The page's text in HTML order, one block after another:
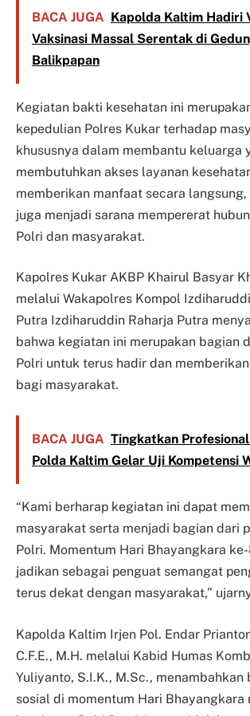
BACA JUGA Kapolda Kaltim Hadiri
Vaksinasi Massal Serentak di
Balikpapan
Kegiatan bakti kesehatan ini
kepedulian Polres Kukar terhadap
khususnya dalam membantu keluarga
membutuhkan akses layanan
memberikan manfaat secara
juga menjadi sarana mempererat
Polri dan masyarakat.
Kapolres Kukar AKBP Khairul Basyar
melalui Wakapolres Kompol
Putra Izdiharuddin Raharja Putra
bahwa kegiatan ini merupakan bagian
Polri untuk terus hadir dan
bagi masyarakat.
BACA JUGA Tingkatkan
Polda Kaltim Gelar Uji Kompetensi
“Kami berharap kegiatan ini dapat
masyarakat serta menjadi bagian dari
Polri. Momentum Hari Bhayangkara
jadikan sebagai penguat semangat
terus dekat dengan masyarakat,”
Kapolda Kaltim Irjen Pol. Endar
C.F.E., M.H. melalui Kabid Humas
Yuliyanto, S.I.K., M.Sc., menambahkan
sosial di momentum Hari Bhayangkara